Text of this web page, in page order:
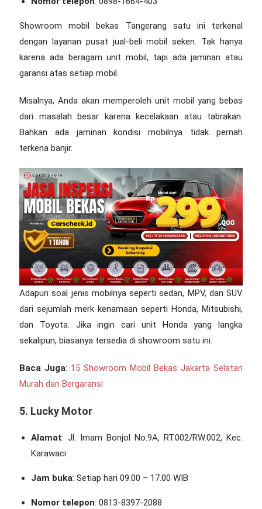
Showroom mobil bekas Tangerang
satu ini terkenal
dengan layanan pusat jual-beli mobil seken. Tak hanya
karena ada beragam unit mobil, tapi ada jaminan atau
garansi atas setiap mobil.
Misalnya, Anda akan memperoleh unit mobil yang bebas
dari masalah besar karena kecelakaan atau tabrakan.
Bahkan ada jaminan kondisi mobilnya tidak pernah
terkena banjir.
Adapun soal jenis mobilnya seperti sedan, MPV, dan SUV
dari sejumlah merk kenamaan seperti Honda, Mitsubishi,
dan Toyota. Jika ingin cari unit Honda yang langka
sekalipun, biasanya tersedia di showroom satu ini.
Baca Juga: 15 Showroom Mobil Bekas Jakarta Selatan
Murah dan Bergaransi
5. Lucky Motor
Alamat: Jl. Imam Bonjol No.9A, RT.002/RW.002, Kec.
Karawaci
Jam buka: Setiap hari 09.00 – 17.00 WIB
Nomor telepon: 0813-8397-2088